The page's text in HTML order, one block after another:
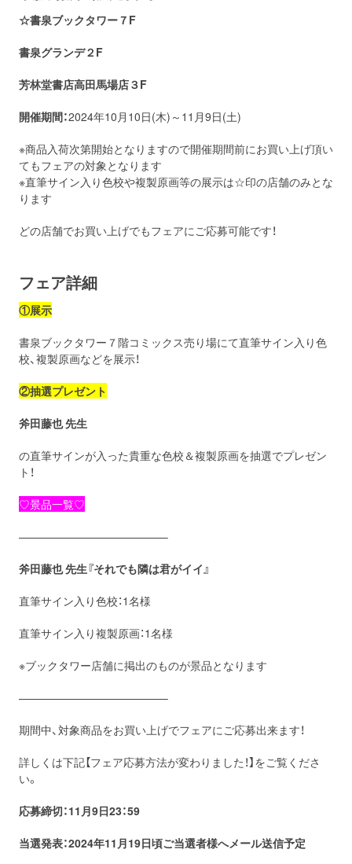
☆書泉ブックタワー７F
書泉グランデ２F
芳林堂書店高田馬場店３F
開催期間：2024年10月10日(木)～11月9日(土)
※商品入荷次第開始となりますので開催期間前にお買い上げ頂い
てもフェアの対象となります
※直筆サイン入り色校や複製原画等の展示は☆印の店舗のみとな
ります
どの店舗でお買い上げでもフェアにご応募可能です！
フェア詳細
①展示
書泉ブックタワー７階コミックス売り場にて直筆サイン入り色
校、複製原画などを展示！
②抽選プレゼント
斧田藤也 先生
の直筆サインが入った貴重な色校＆複製原画を抽選でプレゼン
ト！
♡景品一覧♡
—————————————–
斧田藤也 先生『それでも隣は君がイイ』
直筆サイン入り色校：1名様
直筆サイン入り複製原画：1名様
※ブックタワー店舗に掲出のものが景品となります
—————————————–
期間中、対象商品をお買い上げでフェアにご応募出来ます！
詳しくは下記【フェア応募方法が変わりました！】をご覧くださ
い。
応募締切：11月9日23：59
当選発表：2024年11月19日頃ご当選者様へメール送信予定